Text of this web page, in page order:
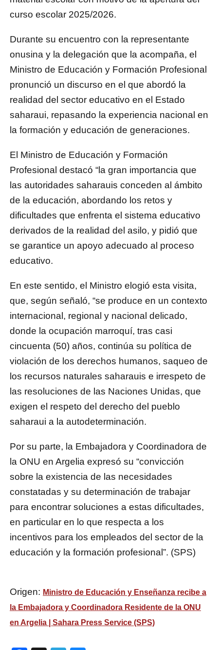
curso escolar 2025/2026.
Durante su encuentro con la representante
onusina y la delegación que la acompaña, el
Ministro de Educación y Formación Profesional
pronunció un discurso en el que abordó la
realidad del sector educativo en el Estado
saharaui, repasando la experiencia nacional en
la formación y educación de generaciones.
El Ministro de Educación y Formación
Profesional destacó “la gran importancia que
las autoridades saharauis conceden al ámbito
de la educación, abordando los retos y
dificultades que enfrenta el sistema educativo
derivados de la realidad del asilo, y pidió que
se garantice un apoyo adecuado al proceso
educativo.
En este sentido, el Ministro elogió esta visita,
que, según señaló, “se produce en un contexto
internacional, regional y nacional delicado,
donde la ocupación marroquí, tras casi
cincuenta (50) años, continúa su política de
violación de los derechos humanos, saqueo de
los recursos naturales saharauis e irrespeto de
las resoluciones de las Naciones Unidas, que
exigen el respeto del derecho del pueblo
saharaui a la autodeterminación.
Por su parte, la Embajadora y Coordinadora de
la ONU en Argelia expresó su “convicción
sobre la existencia de las necesidades
constatadas y su determinación de trabajar
para encontrar soluciones a estas dificultades,
en particular en lo que respecta a los
incentivos para los empleados del sector de la
educación y la formación profesional”. (SPS)
Origen: Ministro de Educación y Enseñanza recibe a
la Embajadora y Coordinadora Residente de la ONU
en Argelia | Sahara Press Service (SPS)